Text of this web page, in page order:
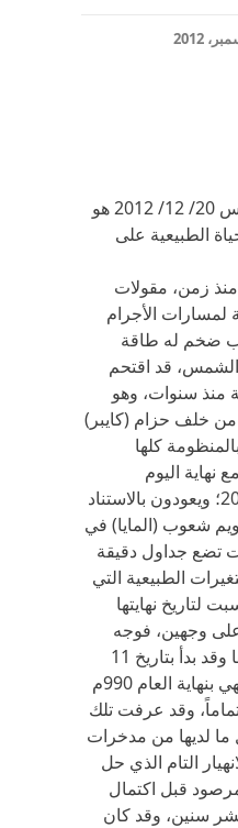
هل يكون هذا اليوم الخميس 20/ 12/ 2012 هو
الطبيعية على
زمن، مقولات
لمسارات الأجرام
ضخم له طاقة
قد اقتحم
منذ سنوات، وهو
من خلف حزام (كايبر)
كلها
اليوم
العشرين من ديسمبر 2012؛ ويعودون بالاستناد
شعوب (المايا) في
تضع جداول دقيقة
الطبيعية التي
لتاريخ نهايتها
على وجهين، فوجه
يؤرخ لشعوب المايا وحدها وقد بدأ بتاريخ 11
أغسطس 3114 ق.م وينتهي بنهاية العام 990م
وقد عرفت تلك
لديها من مدخرات
التام الذي حل
قبل اكتمال
بعشر سنين، وقد كان